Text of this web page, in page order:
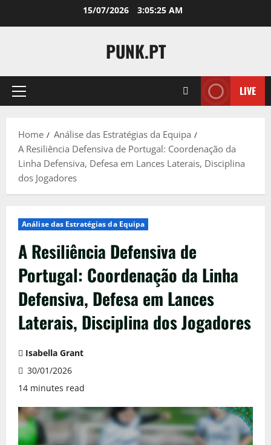
15/07/2026 3:05:26 AM
PUNK.PT
Primary
LIVE
Home
Análise das Estratégias da Equipa
A Resiliência Defensiva de Portugal: Coordenação da
Linha Defensiva, Defesa em Lances Laterais, Disciplina
dos Jogadores
Análise das Estratégias da Equipa
A Resiliência Defensiva de
Portugal: Coordenação da Linha
Defensiva, Defesa em Lances
Laterais, Disciplina dos Jogadores
Isabella Grant
30/01/2026
14 minutes read